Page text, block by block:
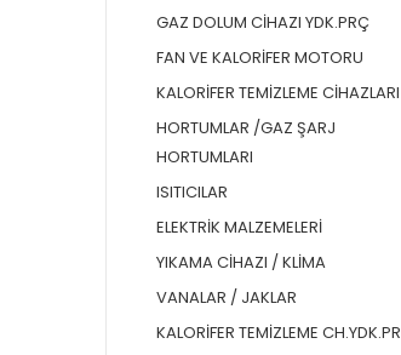
GAZ DOLUM CIHAZI YDK.PRÇ
FAN VE KALORIFER MOTORU
KALORIFER TEMIZLEME CIHAZLARI
HORTUMLAR /GAZ ŞARJ
HORTUMLARI
ISITICILAR
ELEKTRIK MALZEMELERI
YIKAMA CIHAZI / KLIMA
VANALAR / JAKLAR
KALORIFER TEMIZLEME CH.YDK.PR